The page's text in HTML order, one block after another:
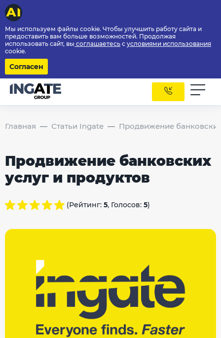
Мы используем файлы cookie. Чтобы улучшить работу сайта и
предоставить вам больше возможностей. Продолжая
использовать сайт, вы соглашаетесь с условиями использования
cookie.
Согласен
Главная Статьи Ingate Продвижение
Продвижение банковских
услуг и продуктов
(Рейтинг: 5, Голосов: 5)